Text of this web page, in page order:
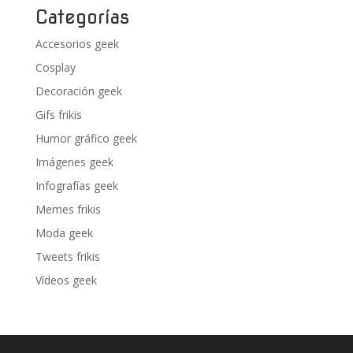
Categorías
Accesorios geek
Cosplay
Decoración geek
Gifs frikis
Humor gráfico geek
Imágenes geek
Infografías geek
Memes frikis
Moda geek
Tweets frikis
Vídeos geek